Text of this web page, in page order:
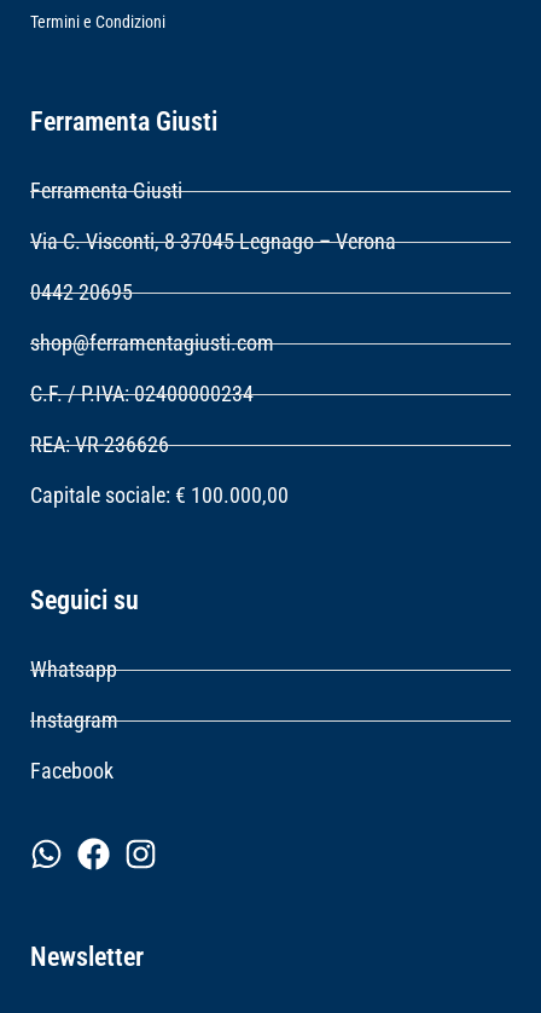
Termini e Condizioni
Ferramenta Giusti
Ferramenta Giusti
Via C. Visconti, 8 37045 Legnago – Verona
0442 20695
shop@ferramentagiusti.com
C.F. / P.IVA: 02400000234
REA: VR-236626
Capitale sociale: € 100.000,00
Seguici su
Whatsapp
Instagram
Facebook
Newsletter